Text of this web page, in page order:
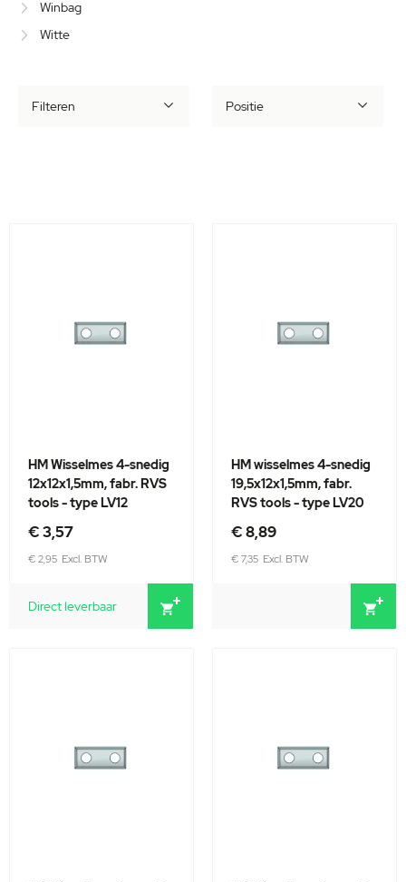
Winbag
Witte
Filteren
HM Wisselmes 4-snedig
12x12x1,5mm, fabr. RVS
tools - type LV12
€ 3,57
€ 2,95
Direct leverbaar
HM wisselmes 4-snedig
19,5x12x1,5mm, fabr.
RVS tools - type LV20
€ 8,89
€ 7,35